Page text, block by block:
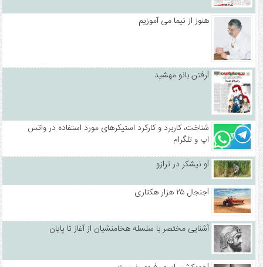
هنوز از نیما می آموزیم
رفتن بانو مهشید!
شناخت، کاربرد و کارکرد استیکرهای مورد استفاده در واتس
اپ و تلگرام
و نیشکر در ترازو!
جنجال ۲۵ هزار هکتاری!
آشنایی مختصر با سلسله هخامنشیان از آغاز تا پایان